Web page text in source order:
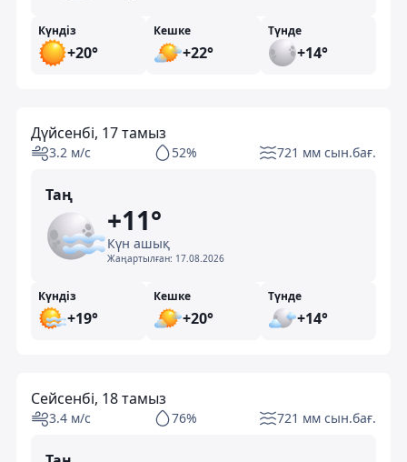
Күндіз
+20°
Кешке
+22°
Түнде
+14°
Дүйсенбі, 17 тамыз
3.2 м/с 52% 721 мм сын.бағ.
Таң
+11°
Күн ашық
Жаңартылған: 17.08.2026
Күндіз
+19°
Кешке
+20°
Түнде
+14°
Сейсенбі, 18 тамыз
3.4 м/с 76% 721 мм сын.бағ.